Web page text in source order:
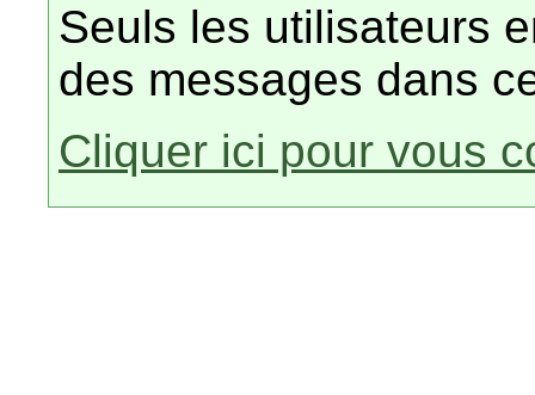
Seuls les utilisateurs
des messages dans
Cliquer ici pour vous